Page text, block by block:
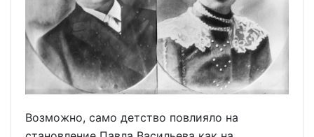
Возможно, само детство повлияло на